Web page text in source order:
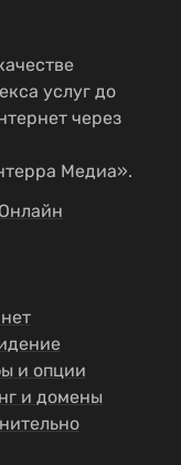
услуг до
через
Медиа».
и опции
и домены